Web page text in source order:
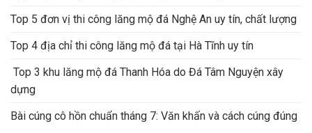
Top 5 đơn vị thi công lăng mộ đá Nghệ An uy tín, chất lượng
Top 4 địa chỉ thi công lăng mộ đá tại Hà Tĩnh uy tín
Top 3 khu lăng mộ đá Thanh Hóa do Đá Tâm Nguyện xây
dựng
Bài cúng cô hồn chuẩn tháng 7: Văn khấn và cách cúng đúng